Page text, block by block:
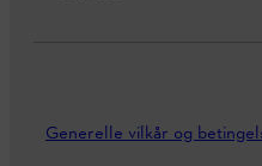
Generelle vilkår og